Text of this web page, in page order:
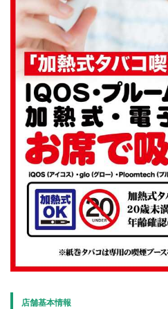
店舗基本情報